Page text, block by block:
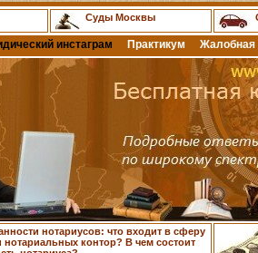
Суды Москвы
инстаграм Практикум Жалобная
нотариусов: что входит в сферу
нотариальных контор? В чем состоит